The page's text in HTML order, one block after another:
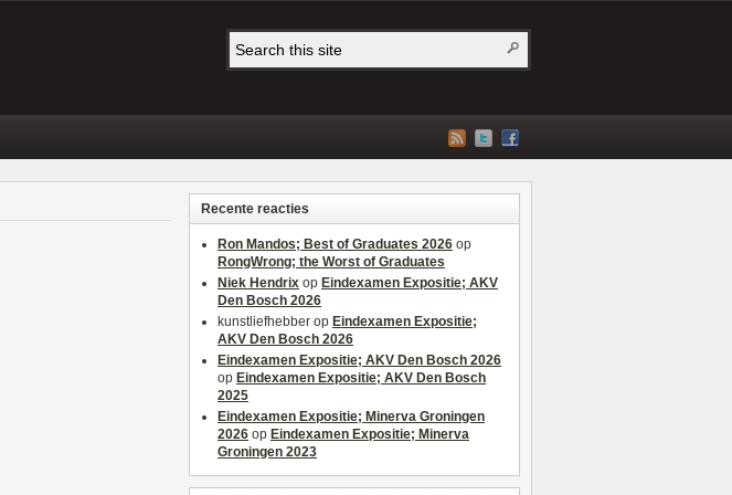
Recente reacties
Ron Mandos; Best of Graduates 2026 op
RongWrong; the Worst of Graduates
Niek Hendrix op Eindexamen Expositie; AKV
Den Bosch 2026
kunstliefhebber op Eindexamen Expositie;
AKV Den Bosch 2026
Eindexamen Expositie; AKV Den Bosch 2026
op Eindexamen Expositie; AKV Den Bosch
2025
Eindexamen Expositie; Minerva Groningen
2026 op Eindexamen Expositie; Minerva
Groningen 2023